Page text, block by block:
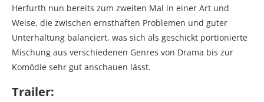
Herfurth nun bereits zum zweiten Mal in einer Art und
Weise, die zwischen ernsthaften Problemen und guter
Unterhaltung balanciert, was sich als geschickt portionierte
Mischung aus verschiedenen Genres von Drama bis zur
Komödie sehr gut anschauen lässt.
Trailer: